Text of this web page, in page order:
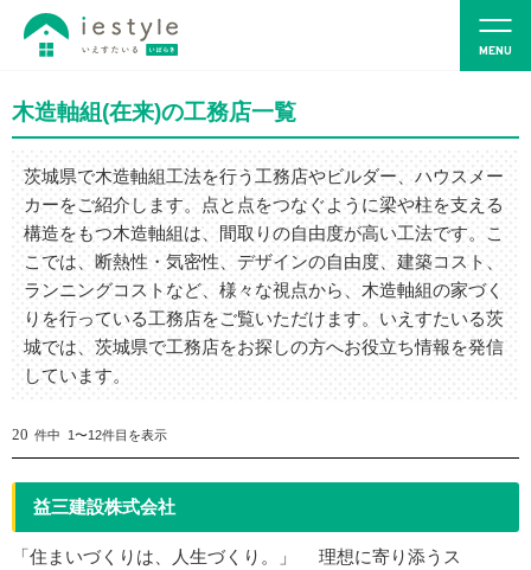
木造軸組(在来)の工務店一覧
茨城県で木造軸組工法を行う工務店やビルダー、ハウスメー
カーをご紹介します。点と点をつなぐように梁や柱を支える
構造をもつ木造軸組は、間取りの自由度が高い工法です。こ
こでは、断熱性・気密性、デザインの自由度、建築コスト、
ランニングコストなど、様々な視点から、木造軸組の家づく
りを行っている工務店をご覧いただけます。いえすたいる茨
城では、茨城県で工務店をお探しの方へお役立ち情報を発信
しています。
20 件中 1〜12件目を表示
益三建設株式会社
「住まいづくりは、人生づくり。」 理想に寄り添うス